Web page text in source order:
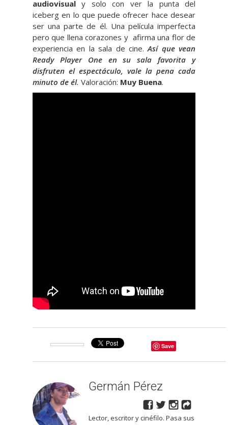
audiovisual y solo con ver la punta del
iceberg en lo que puede ofrecer hace desear
ser una parte de él. Una película imperfecta
pero que llena corazones y afirma una flor de
experiencia en la sala de cine. Así que vean
Ready Player One en su sala favorita y
disfruten el espectáculo, vale la pena cada
minuto de él. Valoración: Muy Buena.
Save
Germán Pérez
Lector, escritor y cinéfilo. Pasa sus